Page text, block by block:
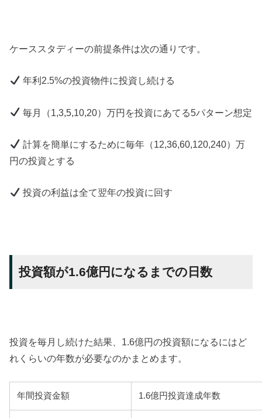
ケーススタディーの前提条件は次の通りです。
年利2.5%の投資物件に投資し続ける
毎月（1,3,5,10,20）万円を投資にあてる5パターン想定
計算を簡単にするために毎年（12,36,60,120,240）万
円の投資とする
投資の利益は全て翌年の投資に回す
投資額が1.6億円になるまでの日数
投資を毎月し続けた結果、1.6億円の投資額になるにはど
れくらいの年数が必要なのかまとめます。
年間投資金額 1.6億円投資達成年数